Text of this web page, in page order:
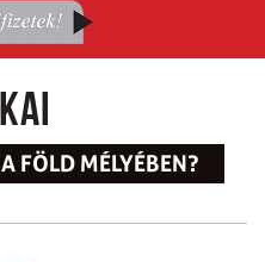
FÖLD MÉLYÉBEN?